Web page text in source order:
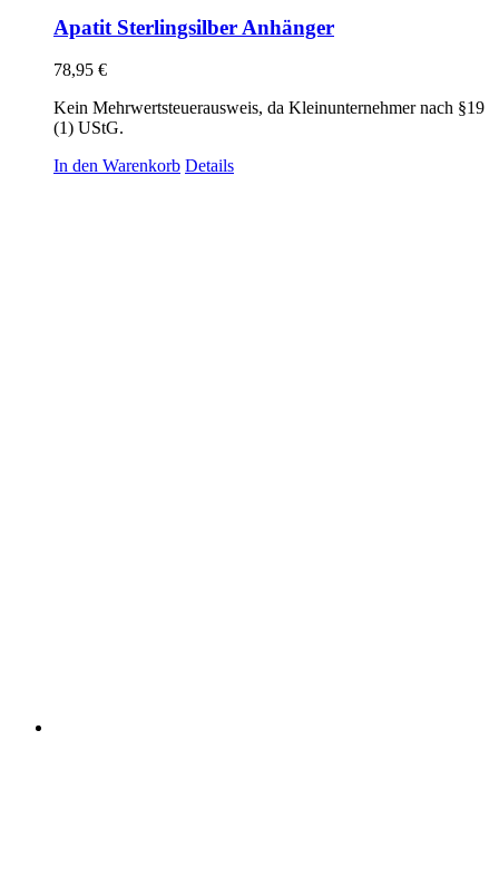
Apatit Sterlingsilber Anhänger
78,95 €
Kein Mehrwertsteuerausweis, da Kleinunternehmer nach §19
(1) UStG.
In den Warenkorb Details